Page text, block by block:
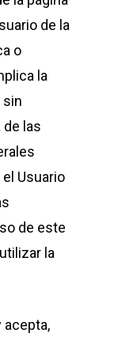
de la
o
la
sin
de las
Usuario
de este
la
acepta,